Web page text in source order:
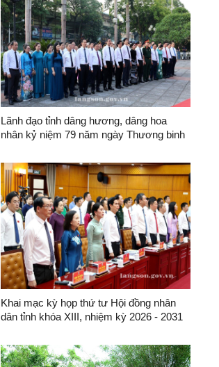
Lãnh đạo tỉnh dâng hương, dâng hoa
nhân kỷ niệm 79 năm ngày Thương binh
Khai mạc kỳ họp thứ tư Hội đồng nhân
dân tỉnh khóa XIII, nhiệm kỳ 2026 - 2031